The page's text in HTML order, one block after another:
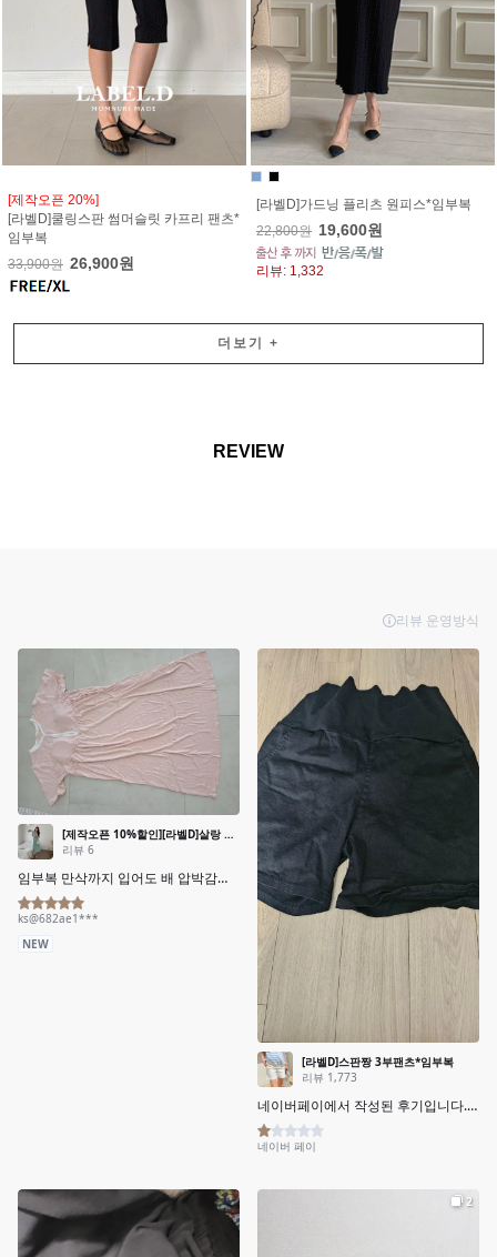
[제작오픈 20%]
[라벨D]쿨링스판 썸머슬릿 카프리 팬츠*
임부복
33,900원 26,900원
[라벨D]가드닝 플리츠 원피스*임부복
22,800원 19,600원
리뷰: 1,332
더보기 +
REVIEW